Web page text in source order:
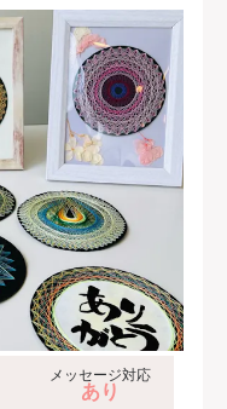
メッセージ対応
あり